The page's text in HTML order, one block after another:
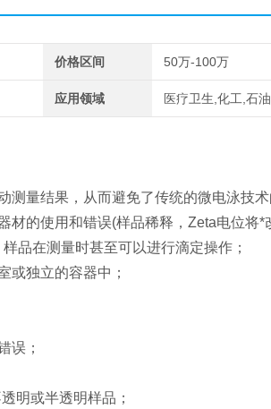
价格区间 50万-100万
应用领域 医疗卫生,化工,石
量结果，从而避免了传统的微电泳技术
材的使用和错误(样品稀释，Zeta电位将*
品在测量时甚至可以进行滴定操作；
或独立的容器中；
误；
明或半透明样品；